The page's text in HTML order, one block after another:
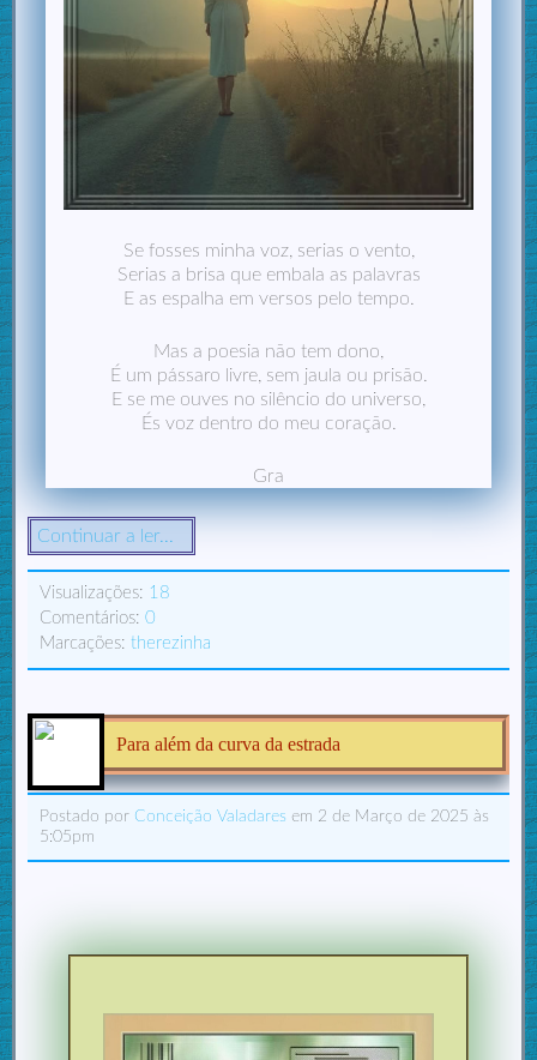
Se fosses minha voz, serias o vento,
Serias a brisa que embala as palavras
E as espalha em versos pelo tempo.
Mas a poesia não tem dono,
É um pássaro livre, sem jaula ou prisão.
E se me ouves no silêncio do universo,
És voz dentro do meu coração.
Gra
Continuar a ler...
Visualizações: 18
Comentários: 0
Marcações: therezinha
Para além da curva da estrada
Postado por Conceição Valadares em 2 de Março de 2025 às
5:05pm